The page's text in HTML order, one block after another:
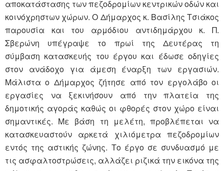
αποκατάστασης των πεζοδρομίων κεντρικών οδών και
κοινόχρηστων χώρων. Ο Δήμαρχος κ. Βασίλης Τσιάκος
παρουσία και του αρμόδιου αντιδημάρχου κ. Π.
Σβερώνη υπέγραψε το πρωί της Δευτέρας τη
σύμβαση κατασκευής του έργου και έδωσε οδηγίες
στον ανάδοχο για άμεση έναρξη των εργασιών.
Μάλιστα ο Δήμαρχος ζήτησε από τον εργολάβο οι
εργασίες να ξεκινήσουν από την πλατεία της
δημοτικής αγοράς καθώς οι φθορές στον χώρο είναι
σημαντικές. Με βάση τη μελέτη, προβλέπεται να
κατασκευαστούν αρκετά χιλιόμετρα πεζοδρομίων
εντός της αστικής ζώνης. Το έργο σε συνδυασμό με
τις ασφαλτοστρώσεις, αλλάζει ριζικά την εικόνα της